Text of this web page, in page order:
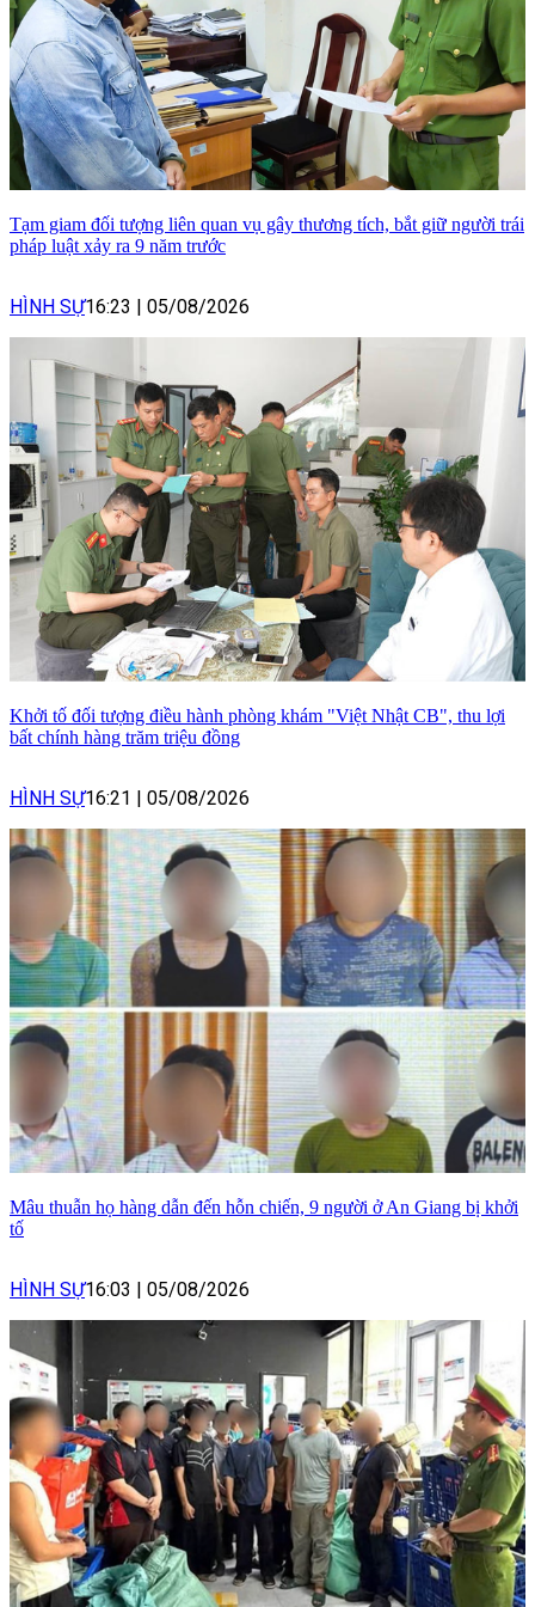
Tạm giam đối tượng liên quan vụ gây thương tích, bắt giữ người trái
pháp luật xảy ra 9 năm trước
HÌNH SỰ16:23 | 05/08/2026
Khởi tố đối tượng điều hành phòng khám "Việt Nhật CB", thu lợi
bất chính hàng trăm triệu đồng
HÌNH SỰ16:21 | 05/08/2026
Mâu thuẫn họ hàng dẫn đến hỗn chiến, 9 người ở An Giang bị khởi
tố
HÌNH SỰ16:03 | 05/08/2026